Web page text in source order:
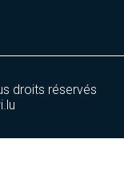
droits réservés